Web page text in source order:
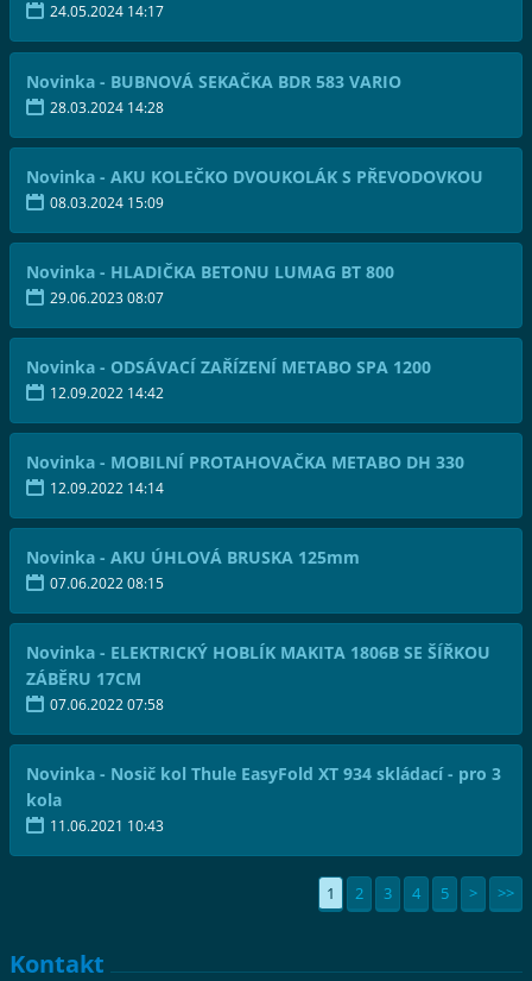
24.05.2024 14:17
Novinka - BUBNOVÁ SEKAČKA BDR 583 VARIO
28.03.2024 14:28
Novinka - AKU KOLEČKO DVOUKOLÁK S PŘEVODOVKOU
08.03.2024 15:09
Novinka - HLADIČKA BETONU LUMAG BT 800
29.06.2023 08:07
Novinka - ODSÁVACÍ ZAŘÍZENÍ METABO SPA 1200
12.09.2022 14:42
Novinka - MOBILNÍ PROTAHOVAČKA METABO DH 330
12.09.2022 14:14
Novinka - AKU ÚHLOVÁ BRUSKA 125mm
07.06.2022 08:15
Novinka - ELEKTRICKÝ HOBLÍK MAKITA 1806B SE ŠÍŘKOU
ZÁBĚRU 17CM
07.06.2022 07:58
Novinka - Nosič kol Thule EasyFold XT 934 skládací - pro 3
kola
11.06.2021 10:43
1 2 3 4 5 > >>
Kontakt